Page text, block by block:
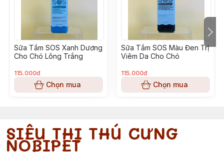
Sữa Tắm SOS Xanh Dương
Cho Chó Lông Trắng
115.000đ
Chọn mua
Sữa Tắm SOS Màu Đen Trị
Viêm Da Cho Chó
115.000đ
Chọn mua
SIÊU THỊ THÚ CƯNG
NOBIPET